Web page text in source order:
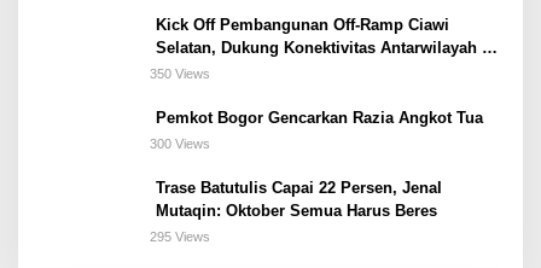
Kick Off Pembangunan Off-Ramp Ciawi
Selatan, Dukung Konektivitas Antarwilayah di
Bogor Selatan
350 Views
Pemkot Bogor Gencarkan Razia Angkot Tua
300 Views
Trase Batutulis Capai 22 Persen, Jenal
Mutaqin: Oktober Semua Harus Beres
295 Views